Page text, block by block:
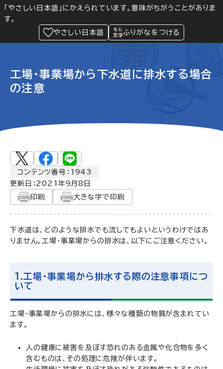
「やさしい日本語」にかえられています。意味がちがうことがありま
す。
やさしい日本語
ふりがなをつける
Language 閲覧支援
緊急情報
工場・事業場から下水道に排水する場合
の注意
コンテンツ番号：1943
更新日： 2021年9月8日
印刷
大きな字で印刷
下水道は、どのような排水でも流してもよいというわけではあ
りません。工場・事業場からの排水は、以下にご注意ください。
1.工場・事業場から排水する際の注意事項につ
いて
工場・事業場からの排水には、様々な種類の物質が含まれてい
ます。
人の健康に被害を及ぼす恐れのある金属や化合物を多く
含むものは、その処理に危険が伴います。